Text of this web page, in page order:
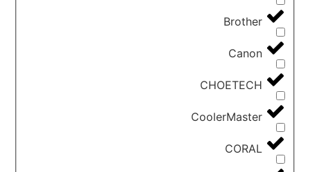
Brother
Canon
CHOETECH
CoolerMaster
CORAL